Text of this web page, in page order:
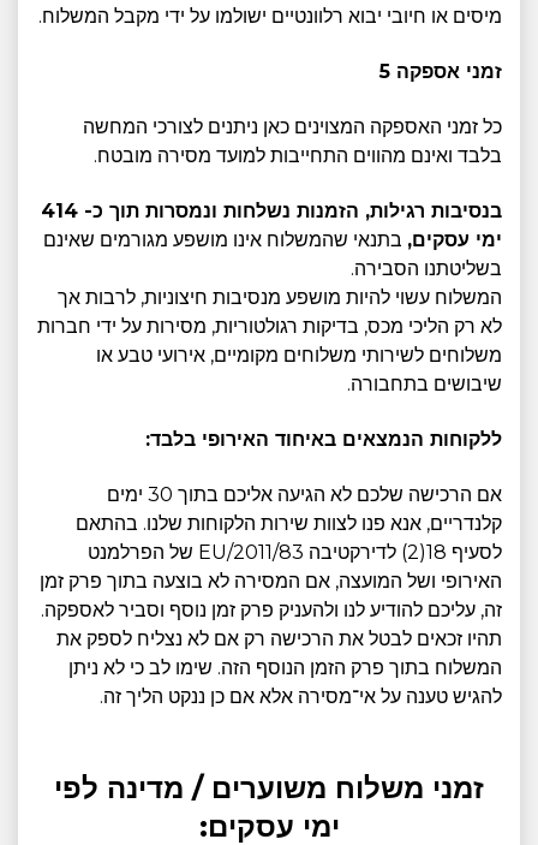
מיסים או חיובי יבוא רלוונטיים ישולמו על ידי מקבל המשלוח.
זמני אספקה ​​5
כל זמני האספקה המצוינים כאן ניתנים לצורכי המחשה
בלבד ואינם מהווים התחייבות למועד מסירה מובטח.
בנסיבות רגילות, הזמנות נשלחות ונמסרות תוך כ- 414
ימי עסקים, בתנאי שהמשלוח אינו מושפע מגורמים שאינם
בשליטתנו הסבירה.
המשלוח עשוי להיות מושפע מנסיבות חיצוניות, לרבות אך
לא רק הליכי מכס, בדיקות רגולטוריות, מסירות על ידי חברות
משלוחים לשירותי משלוחים מקומיים, אירועי טבע או
שיבושים בתחבורה.
ללקוחות הנמצאים באיחוד האירופי בלבד:
אם הרכישה שלכם לא הגיעה אליכם בתוך 30 ימים
קלנדריים, אנא פנו לצוות שירות הלקוחות שלנו. בהתאם
לסעיף 18(2) לדירקטיבה 2011/83/EU של הפרלמנט
האירופי ושל המועצה, אם המסירה לא בוצעה בתוך פרק זמן
זה, עליכם להודיע לנו ולהעניק פרק זמן נוסף וסביר לאספקה.
תהיו זכאים לבטל את הרכישה רק אם לא נצליח לספק את
המשלוח בתוך פרק הזמן הנוסף הזה. שימו לב כי לא ניתן
להגיש טענה על אי־מסירה אלא אם כן ננקט הליך זה.
זמני משלוח משוערים / מדינה לפי
ימי עסקים: